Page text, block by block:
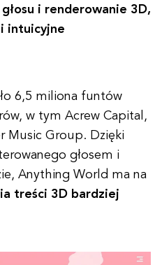
i renderowanie 3D,
intuicyjne
6,5 miliona funtów
w tym Acrew Capital,
Music Group. Dzięki
głosem i
Anything World ma na
treści 3D bardziej